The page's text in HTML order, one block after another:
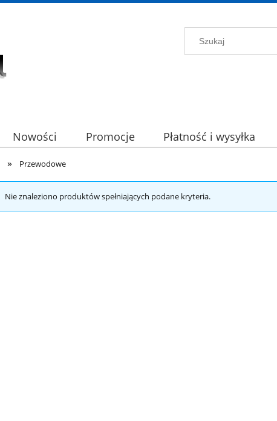
Nowości Promocje Płatność i wysyłka
» Przewodowe
Nie znaleziono produktów spełniających podane kryteria.